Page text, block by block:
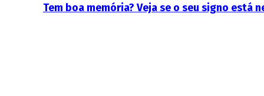
Tem boa memória? Veja se o seu signo está